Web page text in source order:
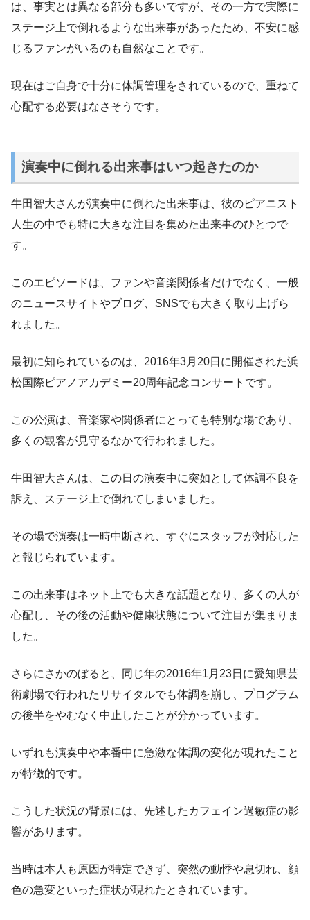
は、事実とは異なる部分も多いですが、その一方で実際に
ステージ上で倒れるような出来事があったため、不安に感
じるファンがいるのも自然なことです。
現在はご自身で十分に体調管理をされているので、重ねて
心配する必要はなさそうです。
演奏中に倒れる出来事はいつ起きたのか
牛田智大さんが演奏中に倒れた出来事は、彼のピアニスト
人生の中でも特に大きな注目を集めた出来事のひとつで
す。
このエピソードは、ファンや音楽関係者だけでなく、一般
のニュースサイトやブログ、SNSでも大きく取り上げら
れました。
最初に知られているのは、2016年3月20日に開催された浜
松国際ピアノアカデミー20周年記念コンサートです。
この公演は、音楽家や関係者にとっても特別な場であり、
多くの観客が見守るなかで行われました。
牛田智大さんは、この日の演奏中に突如として体調不良を
訴え、ステージ上で倒れてしまいました。
その場で演奏は一時中断され、すぐにスタッフが対応した
と報じられています。
この出来事はネット上でも大きな話題となり、多くの人が
心配し、その後の活動や健康状態について注目が集まりま
した。
さらにさかのぼると、同じ年の2016年1月23日に愛知県芸
術劇場で行われたリサイタルでも体調を崩し、プログラム
の後半をやむなく中止したことが分かっています。
いずれも演奏中や本番中に急激な体調の変化が現れたこと
が特徴的です。
こうした状況の背景には、先述したカフェイン過敏症の影
響があります。
当時は本人も原因が特定できず、突然の動悸や息切れ、顔
色の急変といった症状が現れたとされています。